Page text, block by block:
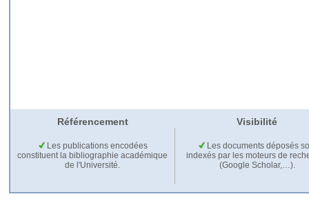
Référencement Visibilité
Les publications encodées
constituent la bibliographie académique
de l'Université.
Les documents déposés
indexés par les moteurs de
(Google Scholar,…).